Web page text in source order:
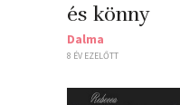
és könny
Dalma
8 ÉV EZELŐTT